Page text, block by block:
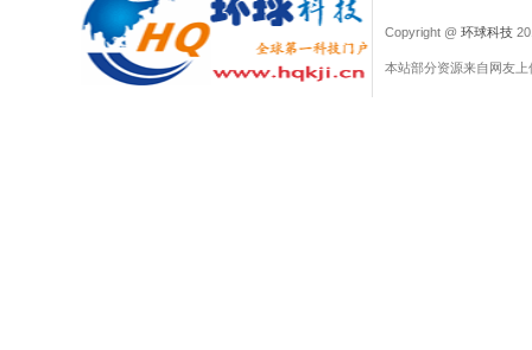
Copyright @ 环球科技
本站部分资源来自网友